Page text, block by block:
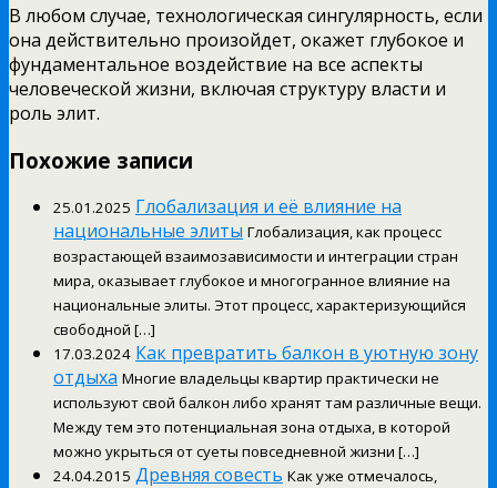
В любом случае, технологическая сингулярность, если
она действительно произойдет, окажет глубокое и
фундаментальное воздействие на все аспекты
человеческой жизни, включая структуру власти и
роль элит.
Похожие записи
25.01.2025 Глобализация и её влияние на
национальные элиты Глобализация, как процесс
возрастающей взаимозависимости и интеграции стран
мира, оказывает глубокое и многогранное влияние на
национальные элиты. Этот процесс, характеризующийся
свободной […]
17.03.2024 Как превратить балкон в уютную зону
отдыха Многие владельцы квартир практически не
используют свой балкон либо хранят там различные вещи.
Между тем это потенциальная зона отдыха, в которой
можно укрыться от суеты повседневной жизни […]
24.04.2015 Древняя совесть Как уже отмечалось,